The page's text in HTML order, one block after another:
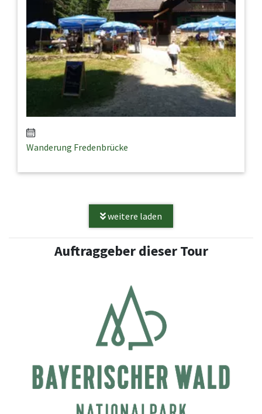
Wanderung Fredenbrücke
weitere laden
Auftraggeber dieser Tour